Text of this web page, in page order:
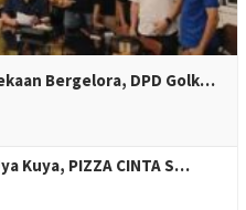
Bergelora, DPD Golk…
Kuya, PIZZA CINTA S…